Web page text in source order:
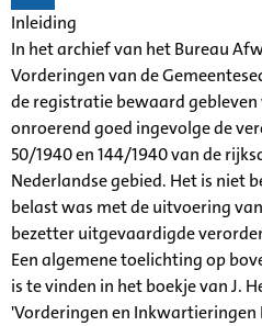
Inleiding
In het archief van het Bureau
Vorderingen van de
de registratie bewaard
onroerend goed ingevolge de
50/1940 en 144/1940 van de
Nederlandse gebied. Het is niet
belast was met de uitvoering
bezetter uitgevaardigde
Een algemene toelichting op
is te vinden in het boekje van J.
'Vorderingen en Inkwartieringen